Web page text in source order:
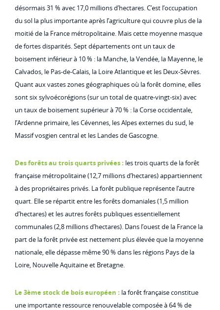
désormais 31 % avec 17,0 millions d’hectares. C’est l’occupation
du sol la plus importante après l’agriculture qui couvre plus de la
moitié de la France métropolitaine. Mais cette moyenne masque
de fortes disparités. Sept départements ont un taux de
boisement inférieur à 10 % : la Manche, la Vendée, la Mayenne, le
Calvados, le Pas-de-Calais, la Loire Atlantique et les Deux-Sèvres.
Quant aux vastes zones géographiques où la forêt domine, elles
sont six sylvoécorégions (sur un total de quatre-vingt-six) avec
un taux de boisement supérieur à 70 % : la Corse occidentale,
l’Ardenne primaire, les Cévennes, les Alpes externes du sud, le
Massif vosgien central et les Landes de Gascogne.
Des forêts au trois quarts privées : les trois quarts de la forêt
française métropolitaine (12,7 millions d’hectares) appartiennent
à des propriétaires privés. La forêt publique représente l’autre
quart. Elle se répartit entre les forêts domaniales (1,5 million
d’hectares) et les autres forêts publiques essentiellement
communales (2,8 millions d’hectares). Dans l’ouest de la France la
part de la forêt privée est nettement plus élevée que la moyenne
nationale, elle dépasse même 90 % dans les régions Pays de la
Loire, Nouvelle Aquitaine et Bretagne.
Le 3ème stock de bois européen : la forêt française constitue
une importante ressource renouvelable composée à 64 % de